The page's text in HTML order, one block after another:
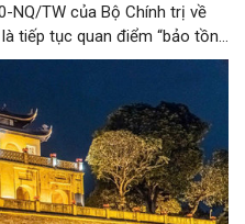
NQ/TW của Bộ Chính trị về
tiếp tục quan điểm “bảo tồn
gắn kết với phát triển kinh tế -
lên một tầm cao mới: “phát